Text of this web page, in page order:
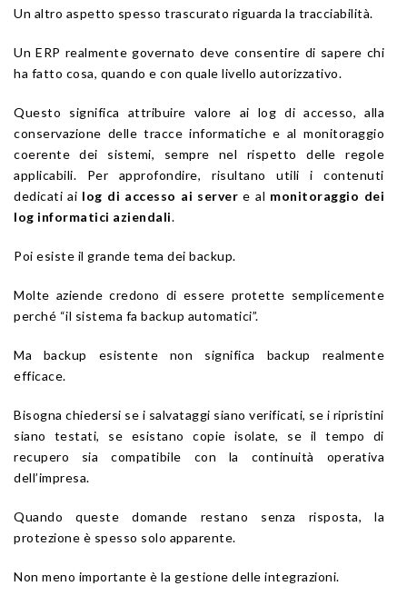
Un altro aspetto spesso trascurato riguarda la tracciabilità.
Un ERP realmente governato deve consentire di sapere chi
ha fatto cosa, quando e con quale livello autorizzativo.
Questo significa attribuire valore ai log di accesso, alla
conservazione delle tracce informatiche e al monitoraggio
coerente dei sistemi, sempre nel rispetto delle regole
applicabili. Per approfondire, risultano utili i contenuti
dedicati ai log di accesso ai server e al monitoraggio dei
log informatici aziendali.
Poi esiste il grande tema dei backup.
Molte aziende credono di essere protette semplicemente
perché “il sistema fa backup automatici”.
Ma backup esistente non significa backup realmente
efficace.
Bisogna chiedersi se i salvataggi siano verificati, se i ripristini
siano testati, se esistano copie isolate, se il tempo di
recupero sia compatibile con la continuità operativa
dell’impresa.
Quando queste domande restano senza risposta, la
protezione è spesso solo apparente.
Non meno importante è la gestione delle integrazioni.